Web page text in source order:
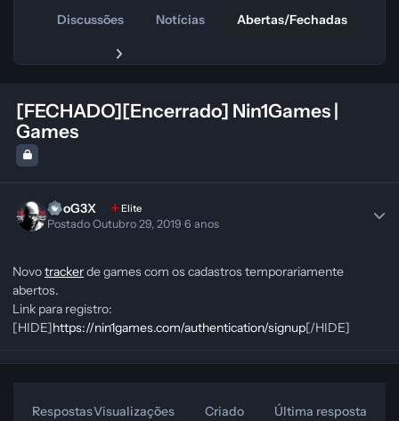
Discussões Notícias Abertas/Fechadas
[FECHADO][Encerrado] Nin1Games |
Games
NeoG3X Elite
PostadoOutubro 29, 20196 anos
Novotrackerde games com os cadastros temporariamente
abertos.
Link para registro:
[HIDE]https://nin1games.com/authentication/signup[/HIDE]
RespostasVisualizações Criado Última resposta